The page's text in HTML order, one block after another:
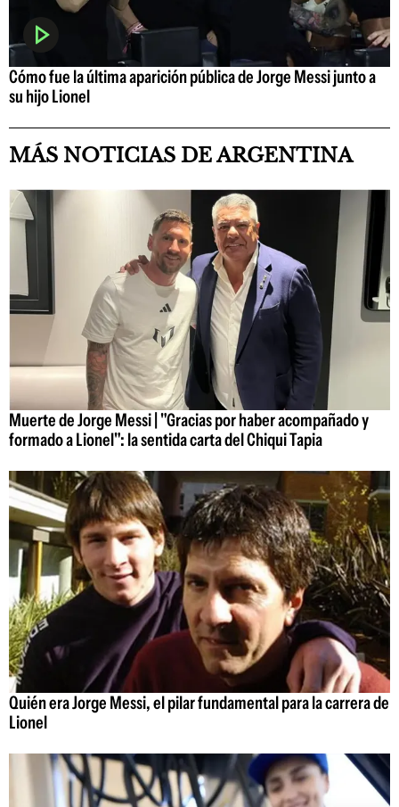
Cómo fue la última aparición pública de Jorge Messi junto a
su hijo Lionel
MÁS NOTICIAS DE ARGENTINA
Muerte de Jorge Messi | "Gracias por haber acompañado y
formado a Lionel": la sentida carta del Chiqui Tapia
Quién era Jorge Messi, el pilar fundamental para la carrera de
Lionel